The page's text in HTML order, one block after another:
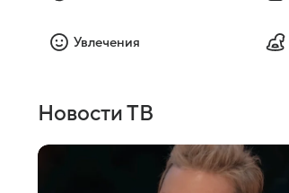
Увлечения
Новости ТВ